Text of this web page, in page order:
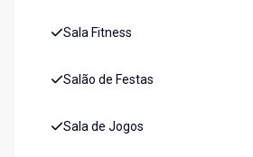
Sala Fitness
Salão de Festas
Sala de Jogos